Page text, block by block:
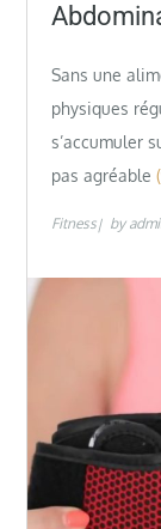
Sans une
physiques
s’accumuler
pas agréable
Fitness by